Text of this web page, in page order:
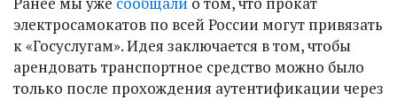
электросамокатов по всей России могут привязать
к «Госуслугам». Идея заключается в том, чтобы
арендовать транспортное средство можно было
только после прохождения аутентификации через